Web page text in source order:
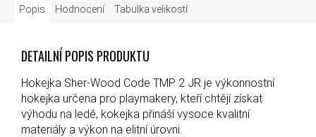
Popis Hodnocení Tabulka velikostí
DETAILNÍ POPIS PRODUKTU
Hokejka Sher-Wood Code TMP 2 JR je výkonnostní
hokejka určena pro playmakery, kteří chtějí získat
výhodu na ledě, kokejka přináší vysoce kvalitní
materiály a výkon na elitní úrovni.